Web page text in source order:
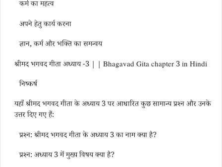
कर्म का महत्व
अपने हेतु कार्य करना
ज्ञान, कर्म और भक्ति का समन्वय
श्रीमद भगवद गीता अध्याय -3 | | Bhagavad Gita chapter 3 in Hindi
निष्कर्ष
यहाँ श्रीमद भगवद गीता के अध्याय 3 पर आधारित कुछ सामान्य प्रश्न और उनके
उत्तर दिए गए हैं:
प्रश्न: श्रीमद भगवद गीता के अध्याय 3 का नाम क्या है?
प्रश्न: अध्याय 3 में मुख्य विषय क्या है?